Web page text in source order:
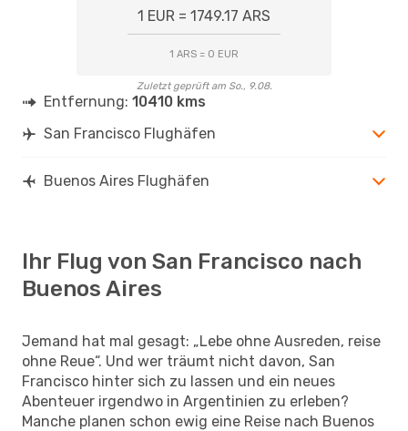
1 EUR = 1749.17 ARS
1 ARS = 0 EUR
Zuletzt geprüft am So., 9.08.
Entfernung: 10410 kms
San Francisco Flughäfen
Buenos Aires Flughäfen
Ihr Flug von San Francisco nach
Buenos Aires
Jemand hat mal gesagt: „Lebe ohne Ausreden, reise
ohne Reue“. Und wer träumt nicht davon, San
Francisco hinter sich zu lassen und ein neues
Abenteuer irgendwo in Argentinien zu erleben?
Manche planen schon ewig eine Reise nach Buenos